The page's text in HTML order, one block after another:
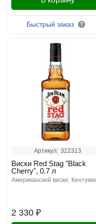
Быстрый заказ
Артикул: 322313
2 330 ₽
Виски Red Stag "Black
Cherry", 0.7 л
американский виски кентукки